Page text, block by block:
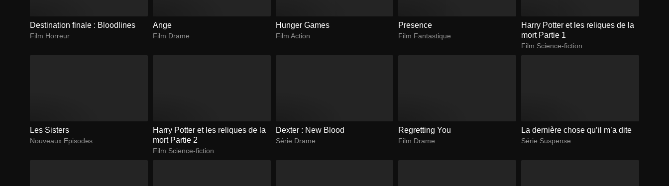
Destination finale : Bloodlines
Film Horreur
Ange
Film Drame
Hunger Games
Film Action
Presence
Film Fantastique
Harry Potter et les reliques de la
mort Partie 1
Film Science-fiction
Les Sisters
Nouveaux Episodes
Harry Potter et les reliques de la
mort Partie 2
Film Science-fiction
Dexter : New Blood
Série Drame
Regretting You
Film Drame
La dernière chose qu’il m’a dite
Série Suspense